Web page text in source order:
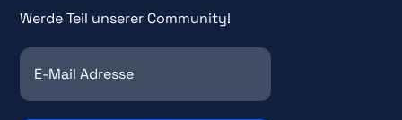
Werde Teil unserer Community!